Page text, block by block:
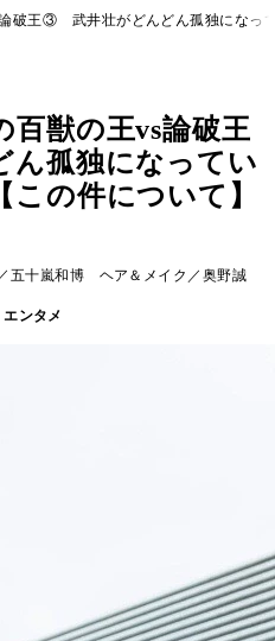
破王③ 武井壮がどんどん孤独になっ
百獣の王vs論破王
孤独になってい
の件について】
五十嵐和博 ヘア＆メイク／奥野誠
エンタメ